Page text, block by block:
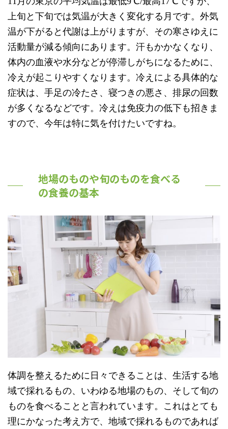
上旬と下旬では気温が大きく変化する月です。外気
温が下がると代謝は上がりますが、その寒さゆえに
活動量が減る傾向にあります。汗もかかなくなり、
体内の血液や水分などが停滞しがちになるために、
冷えが起こりやすくなります。冷えによる具体的な
症状は、手足の冷たさ、寝つきの悪さ、排尿の回数
が多くなるなどです。冷えは免疫力の低下も招きま
すので、今年は特に気を付けたいですね。
地場のものや旬のものを食べる
の食養の基本
体調を整えるために日々できることは、生活する地
域で採れるもの、いわゆる地場のもの、そして旬の
ものを食べることと言われています。これはとても
理にかなった考え方で、地域で採れるものであれば